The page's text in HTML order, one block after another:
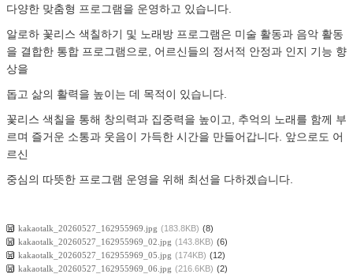
다양한 맞춤형 프로그램을 운영하고 있습니다.
알로하 꽃리스 색칠하기 및 노래방 프로그램은 미술 활동과 음악 활동
을 결합한 통합 프로그램으로, 어르신들의 정서적 안정과 인지 기능 향
상을
돕고 삶의 활력을 높이는 데 목적이 있습니다.
꽃리스 색칠을 통해 창의력과 집중력을 높이고, 추억의 노래를 함께 부
르며 즐거운 소통과 웃음이 가득한 시간을 만들어갑니다. 앞으로도 어
르신
중심의 따뜻한 프로그램 운영을 위해 최선을 다하겠습니다.
kakaotalk_20260527_162955969.jpg (183.8KB) (8)
kakaotalk_20260527_162955969_02.jpg (143.8KB) (6)
kakaotalk_20260527_162955969_05.jpg (174KB) (12)
kakaotalk_20260527_162955969_06.jpg (216.6KB) (2)